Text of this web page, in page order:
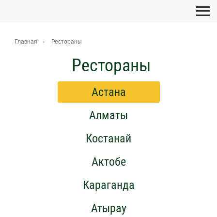
Главная Рестораны
Рестораны
Астана
Алматы
Костанай
Актобе
Караганда
Атырау